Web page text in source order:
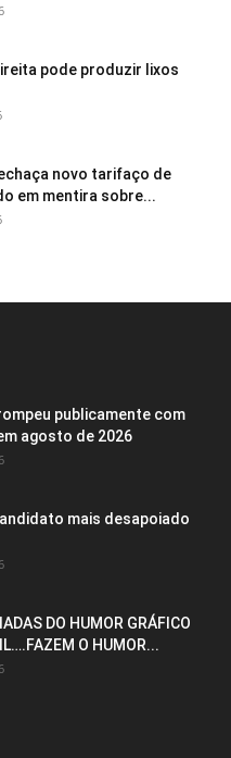
pode produzir lixos
novo tarifaço de
em mentira sobre...
publicamente com
agosto de 2026
mais desapoiado
DO HUMOR GRÁFICO
O HUMOR...